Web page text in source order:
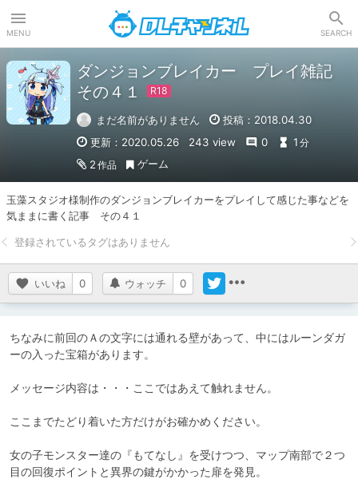
MENU SEARCH
ダンジョンブレイカー プレイ雑記
その４１
まだ名前がありません
投稿：2018.04.30
更新：2020.05.26
243 view 0 1 分
2 作品 ゲーム
玉藻スタジオ様制作のダンジョンブレイカーをプレイして感じた事などを
気ままに書く記事　その４１
いいね 0 ウォッチ 0
ちなみに前回のＡの文字には通れる壁があって、中にはルーンダガ
ーの入った宝箱があります。
メッセージ内容は・・・ここではあえて触れません。
ここまでたどり着いた方だけがお確かめください。
女の子モンスター達の『もてなし』を受けつつ、マップ南部で２つ
目の回復ポイントと異界の鍵がかかった扉を発見。